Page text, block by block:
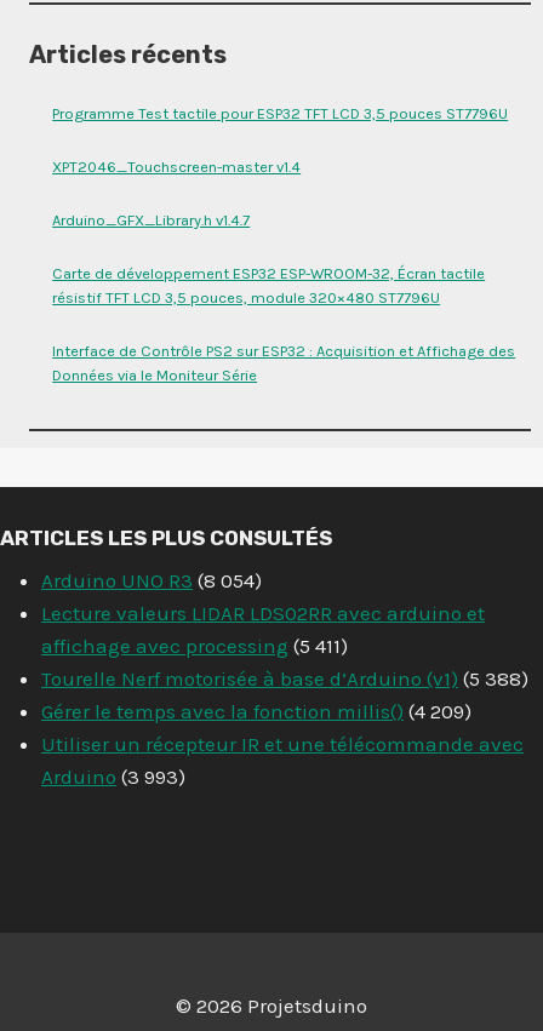
Articles récents
Programme Test tactile pour ESP32 TFT LCD 3,5 pouces ST7796U
XPT2046_Touchscreen-master v1.4
Arduino_GFX_Library.h v1.4.7
Carte de développement ESP32 ESP-WROOM-32, Écran tactile
résistif TFT LCD 3,5 pouces, module 320×480 ST7796U
Interface de Contrôle PS2 sur ESP32 : Acquisition et Affichage des
Données via le Moniteur Série
ARTICLES LES PLUS CONSULTÉS
Arduino UNO R3 (8 054)
Lecture valeurs LIDAR LDS02RR avec arduino et
affichage avec processing (5 411)
Tourelle Nerf motorisée à base d’Arduino (v1) (5 388)
Gérer le temps avec la fonction millis() (4 209)
Utiliser un récepteur IR et une télécommande avec
Arduino (3 993)
© 2026 Projetsduino